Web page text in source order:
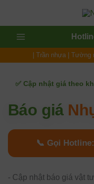
dung
Main
MenuTrần nhựa Tường
✅ Cập nhật giá theo
Báo giá
📞 Gọi
- Cập nhật báo giá vật